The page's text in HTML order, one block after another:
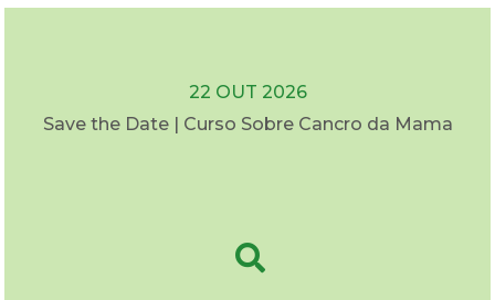
22 OUT 2026
Save the Date | Curso Sobre Cancro da Mama